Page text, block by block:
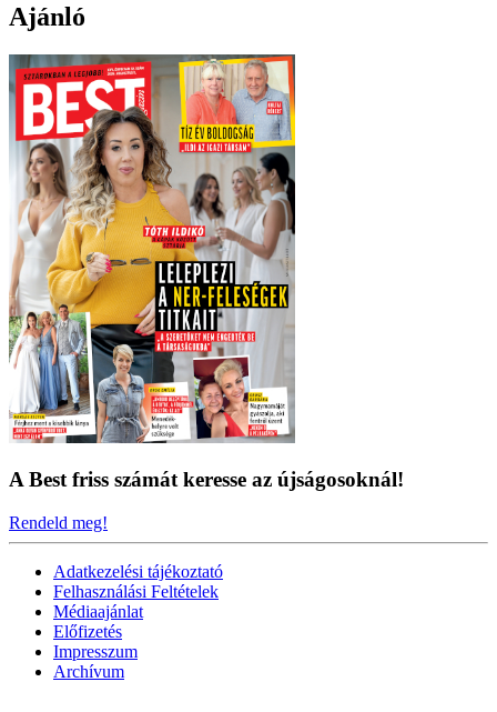
Ajánló
A Best friss számát keresse az újságosoknál!
Rendeld meg!
Adatkezelési tájékoztató
Felhasználási Feltételek
Médiaajánlat
Előfizetés
Impresszum
Archívum